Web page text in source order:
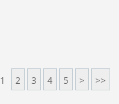
1 2 3 4 5 > >>